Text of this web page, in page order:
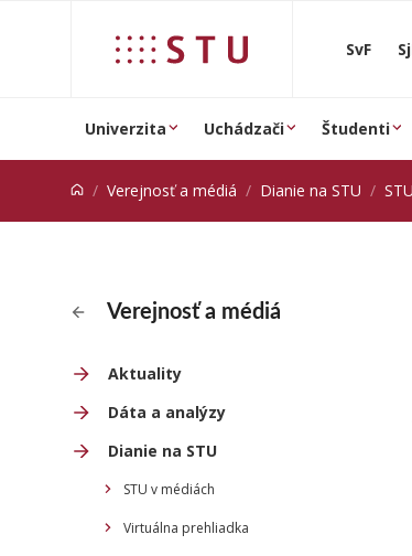
SvF
Univerzita Uchádzači Študenti
Verejnosť a médiá Dianie na STU
Verejnosť a médiá
Aktuality
Dáta a analýzy
Dianie na STU
STU v médiách
Virtuálna prehliadka